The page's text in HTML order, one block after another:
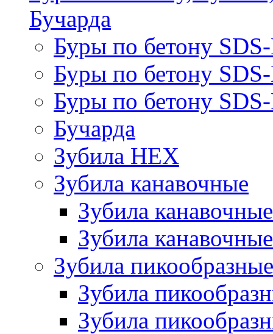
Бучарда
Буры по бетону
Буры по бетону
Буры по бетону
Бучарда
Зубила HEX
Зубила канавочные
Зубила
Зубила
Зубила пикообразные
Зубила
Зубила